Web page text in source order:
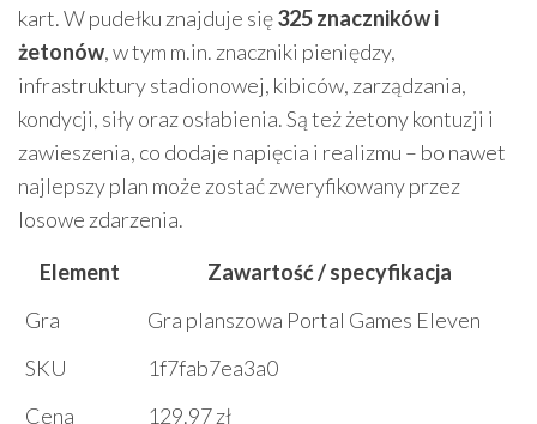
kart. W pudełku znajduje się325 znaczników i
żetonów, w tym m.in. znaczniki pieniędzy,
infrastruktury stadionowej, kibiców, zarządzania,
kondycji, siły oraz osłabienia. Są też żetony kontuzji i
zawieszenia, co dodaje napięcia i realizmu – bo nawet
najlepszy plan może zostać zweryfikowany przez
losowe zdarzenia.
Element
Zawartość / specyfikacja
Gra
Gra planszowa Portal Games Eleven
SKU
1f7fab7ea3a0
Cena
129.97 zł